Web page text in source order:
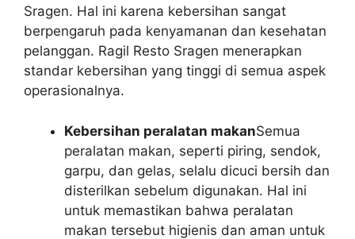
Sragen. Hal ini karena kebersihan sangat
berpengaruh pada kenyamanan dan kesehatan
pelanggan. Ragil Resto Sragen menerapkan
standar kebersihan yang tinggi di semua aspek
operasionalnya.
Kebersihan peralatan makanSemua
peralatan makan, seperti piring, sendok,
garpu, dan gelas, selalu dicuci bersih dan
disterilkan sebelum digunakan. Hal ini
untuk memastikan bahwa peralatan
makan tersebut higienis dan aman untuk